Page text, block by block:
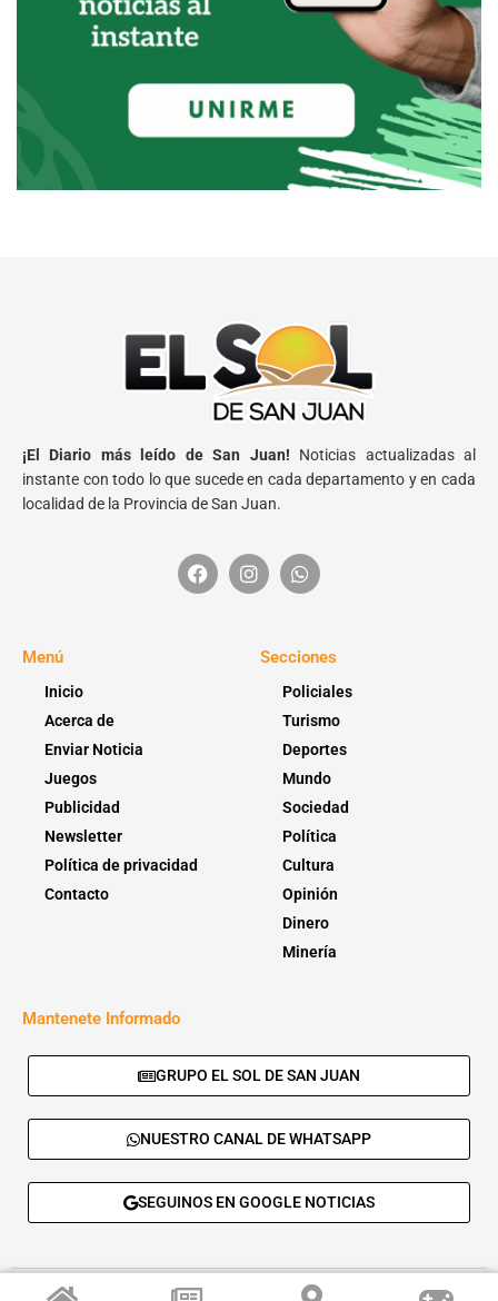
¡El Diario más leído de San Juan! Noticias actualizadas al
instante con todo lo que sucede en cada departamento y en cada
localidad de la Provincia de San Juan.
Menú
Inicio
Acerca de
Enviar Noticia
Juegos
Publicidad
Newsletter
Política de privacidad
Contacto
Secciones
Policiales
Turismo
Deportes
Mundo
Sociedad
Política
Cultura
Opinión
Dinero
Minería
Mantenete Informado
GRUPO EL SOL DE SAN JUAN
NUESTRO CANAL DE WHATSAPP
SEGUINOS EN GOOGLE NOTICIAS